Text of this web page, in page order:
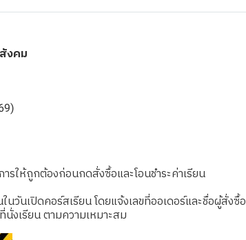
งคม
ให้ถูกต้องก่อนกดสั่งซื้อและโอนชำระค่าเรียน
นวันเปิดคอร์สเรียน โดยแจ้งเลขที่ออเดอร์และชื่อผู้สั่งซื้อ
นั่งเรียน ตามความเหมาะสม